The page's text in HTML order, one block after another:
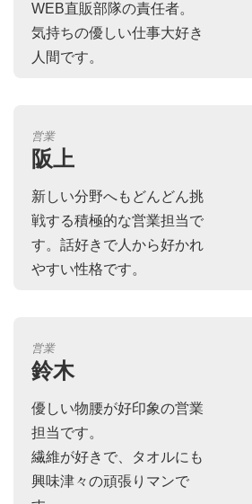
WEB直販部隊の責任者。
気持ちの優しい仕事大好き
人間です。
営業
阪上
新しい分野へもどんどん挑
戦する積極的な営業担当で
す。話好きで人から好かれ
やすい性格です。
営業
鈴木
優しい物腰が好印象の営業
担当です。
繊維が好きで、タオルにも
興味津々の頑張りマンで